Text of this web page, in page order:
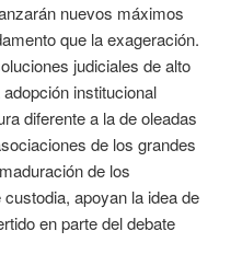
nuevos máximos
que la exageración.
judiciales de alto
institucional
diferente a la de oleadas
de los grandes
de los
apoyan la idea de
en parte del debate